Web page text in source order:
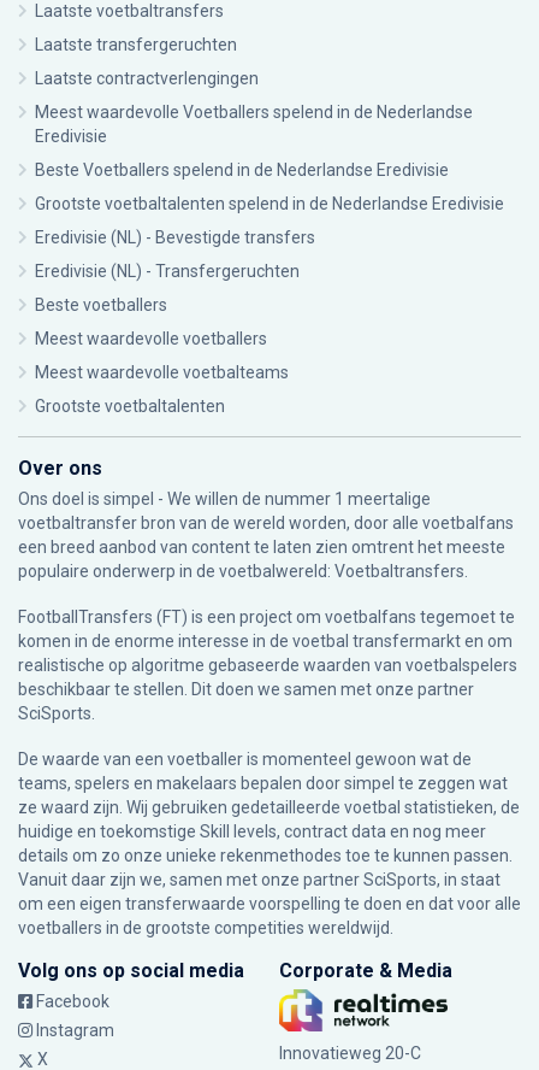
Laatste voetbaltransfers
Laatste transfergeruchten
Laatste contractverlengingen
Meest waardevolle Voetballers spelend in de Nederlandse
Eredivisie
Beste Voetballers spelend in de Nederlandse Eredivisie
Grootste voetbaltalenten spelend in de Nederlandse Eredivisie
Eredivisie (NL) - Bevestigde transfers
Eredivisie (NL) - Transfergeruchten
Beste voetballers
Meest waardevolle voetballers
Meest waardevolle voetbalteams
Grootste voetbaltalenten
Over ons
Ons doel is simpel - We willen de nummer 1 meertalige
voetbaltransfer bron van de wereld worden, door alle voetbalfans
een breed aanbod van content te laten zien omtrent het meeste
populaire onderwerp in de voetbalwereld: Voetbaltransfers.
FootballTransfers (FT) is een project om voetbalfans tegemoet te
komen in de enorme interesse in de voetbal transfermarkt en om
realistische op algoritme gebaseerde waarden van voetbalspelers
beschikbaar te stellen. Dit doen we samen met onze partner
SciSports
De waarde van een voetballer is momenteel gewoon wat de
teams, spelers en makelaars bepalen door simpel te zeggen wat
ze waard zijn. Wij gebruiken gedetailleerde voetbal statistieken, de
huidige en toekomstige Skill levels, contract data en nog meer
details om zo onze unieke rekenmethodes toe te kunnen passen.
Vanuit daar zijn we, samen met onze partner SciSports, in staat
om een eigen transferwaarde voorspelling te doen en dat voor alle
voetballers in de grootste competities wereldwijd.
Volg ons op social media
Facebook
Instagram
X
Corporate & Media
Innovatieweg 20-C